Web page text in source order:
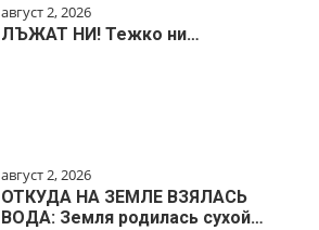
август 2, 2026
ЛЪЖАТ НИ! Тежко ни…
август 2, 2026
ОТКУДА НА ЗЕМЛЕ ВЗЯЛАСЬ
ВОДА: Земля родилась сухой…